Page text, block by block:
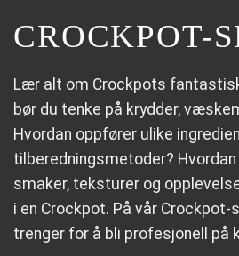
CROCKPOT-
Lær alt om Crockpots
bør du tenke på krydder,
Hvordan oppfører ulike
tilberedningsmetoder?
smaker, teksturer og
i en Crockpot. På vår
trenger for å bli profesjonell på